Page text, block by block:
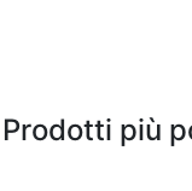
Prodotti più